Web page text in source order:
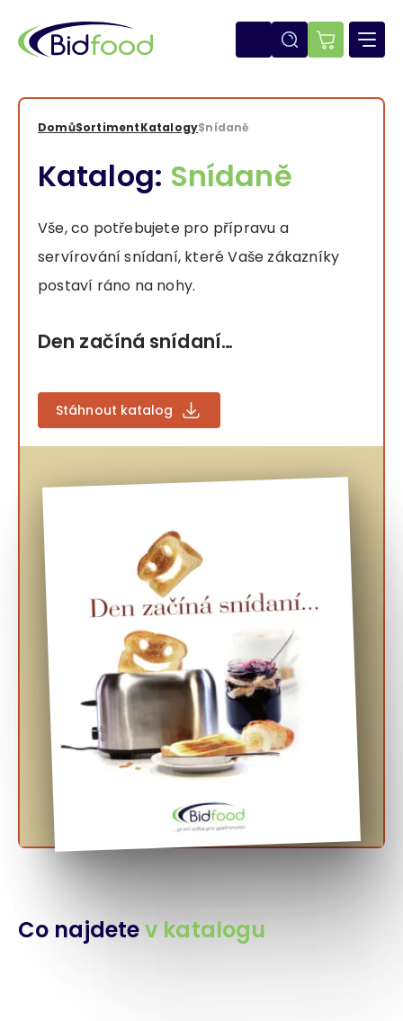
hlavnímu
obsahu
E-
navigace
DomůSortimentKatalogySnídaně
Katalog: Snídaně
Vše, co potřebujete pro přípravu a
servírování snídaní, které Vaše zákazníky
postaví ráno na nohy.
Den začíná snídaní…
Stáhnout katalog
Co najdetev katalogu